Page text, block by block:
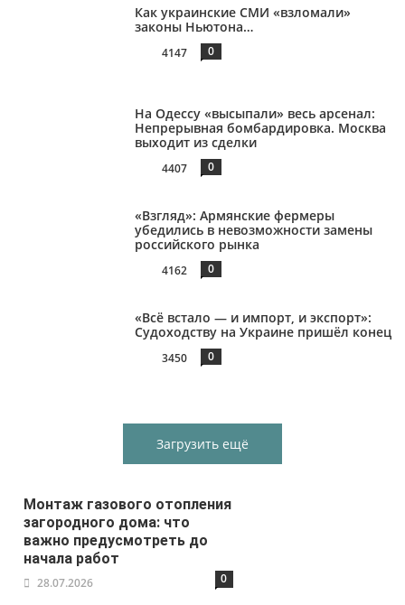
Как украинские СМИ «взломали»
законы Ньютона…
4147 0
На Одессу «высыпали» весь арсенал:
Непрерывная бомбардировка. Москва
выходит из сделки
4407 0
«Взгляд»: Армянские фермеры
убедились в невозможности замены
российского рынка
4162 0
«Всё встало — и импорт, и экспорт»:
Судоходству на Украине пришёл конец
3450 0
Загрузить ещё
Монтаж газового отопления
загородного дома: что
важно предусмотреть до
начала работ
28.07.2026 0